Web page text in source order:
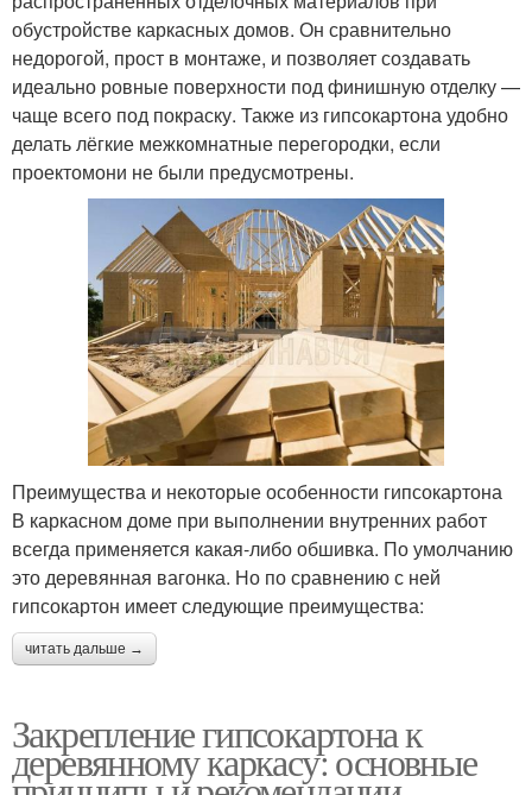
обустройстве каркасных домов. Он сравнительно
недорогой, прост в монтаже, и позволяет создавать
идеально ровные поверхности под финишную отделку —
чаще всего под покраску. Также из гипсокартона удобно
делать лёгкие межкомнатные перегородки, если
проектомони не были предусмотрены.
Преимущества и некоторые особенности гипсокартона
В каркасном доме при выполнении внутренних работ
всегда применяется какая-либо обшивка. По умолчанию
это деревянная вагонка. Но по сравнению с ней
гипсокартон имеет следующие преимущества:
читать дальше →
Закрепление гипсокартона к
деревянному каркасу: основные